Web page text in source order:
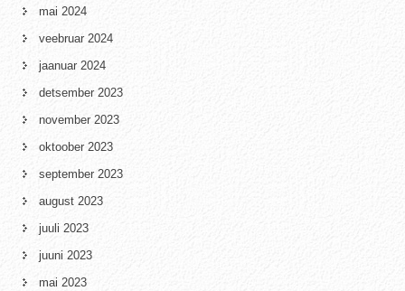
mai 2024
veebruar 2024
jaanuar 2024
detsember 2023
november 2023
oktoober 2023
september 2023
august 2023
juuli 2023
juuni 2023
mai 2023